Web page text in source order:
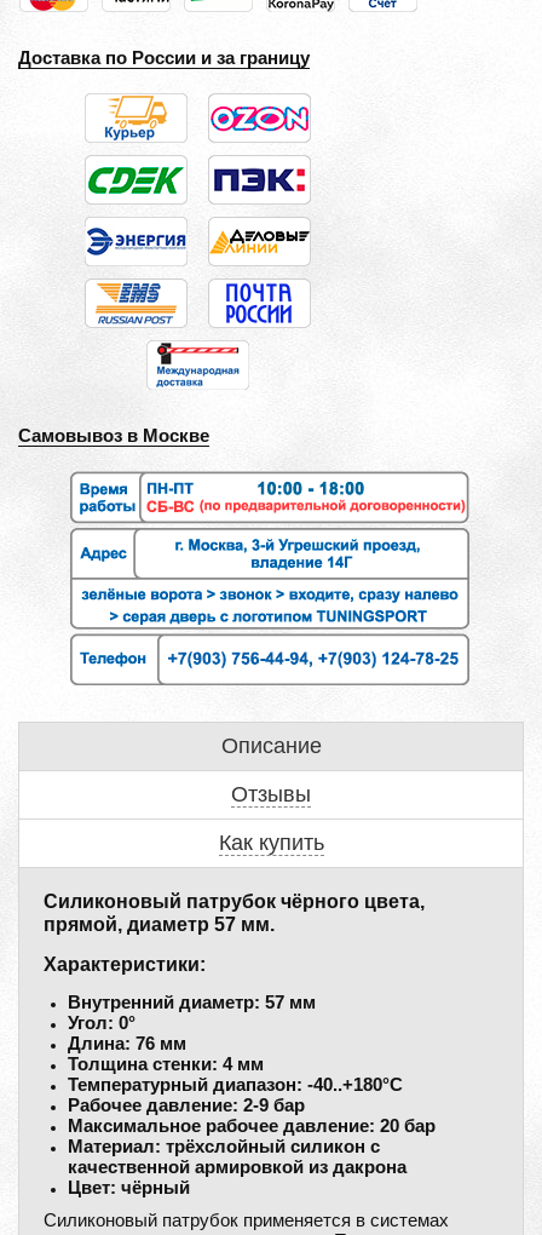
Доставка по России и за границу
Самовывоз в Москве
Описание
Отзывы
Как купить
Силиконовый патрубок чёрного цвета,
прямой, диаметр 57 мм.
Характеристики:
Внутренний диаметр: 57 мм
Угол: 0°
Длина: 76 мм
Толщина стенки: 4 мм
Температурный диапазон: -40..+180°С
Рабочее давление: 2-9 бар
Максимальное рабочее давление: 20 бар
Материал: трёхслойный силикон с
качественной армировкой из дакрона
Цвет: чёрный
Силиконовый патрубок применяется в системах